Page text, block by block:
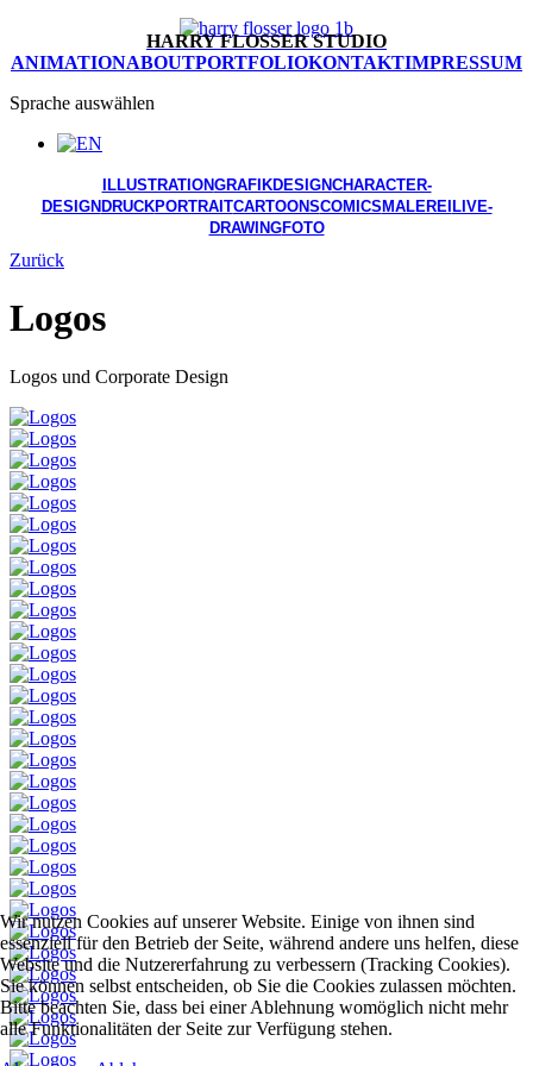
HARRY FLOSSER STUDIO
ANIMATIONABOUTPORTFOLIOKONTAKTIMPRESSUM
Sprache auswählen
ILLUSTRATIONGRAFIKDESIGNCHARACTER-
DESIGN DRUCKPORTRAITCARTOONSCOMICS MALEREI LIVE-
DRAWINGFOTO
Zurück
Logos
Logos und Corporate Design
Wir nutzen Cookies auf unserer Website. Einige von ihnen sind
essenziell für den Betrieb der Seite, während andere uns helfen, diese
Website und die Nutzererfahrung zu verbessern (Tracking Cookies).
Sie können selbst entscheiden, ob Sie die Cookies zulassen möchten.
Bitte beachten Sie, dass bei einer Ablehnung womöglich nicht mehr
alle Funktionalitäten der Seite zur Verfügung stehen.